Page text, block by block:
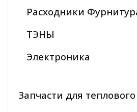
Расходники
ТЭНЫ
Электроника
Запчасти для